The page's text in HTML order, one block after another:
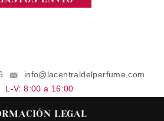
info@lacentraldelperfume.com
L-V: 8:00 a 16:00
LEGAL